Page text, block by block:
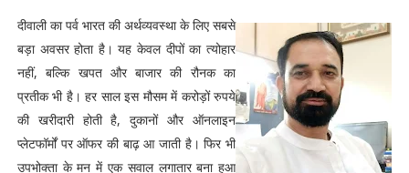
दीवाली का पर्व भारत की अर्थव्यवस्था के लिए सबसे
बड़ा अवसर होता है। यह केवल दीपों का त्योहार
नहीं, बल्कि खपत और बाजार की रौनक का
प्रतीक भी है। हर साल इस मौसम में करोड़ों रुपये
की खरीदारी होती है, दुकानों और ऑनलाइन
प्लेटफॉर्मों पर ऑफर की बाढ़ आ जाती है। फिर भी
उपभोक्ता के मन में एक सवाल लगातार बना हुआ